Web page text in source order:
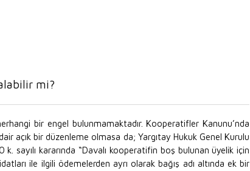
mi?
bir engel bulunmamaktadır. Kooperatifler Kanunu’nda
açık bir düzenleme olmasa da; Yargıtay Hukuk Genel Kurulu
sayılı kararında “Davalı kooperatifin boş bulunan üyelik için
ile ilgili ödemelerden ayrı olarak bağış adı altında ek bir